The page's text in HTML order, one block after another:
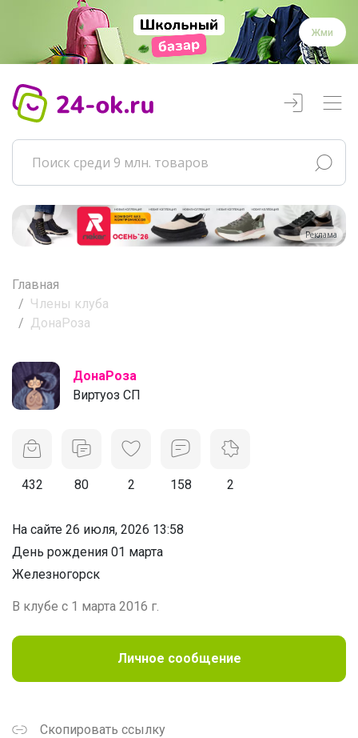
Жми
Реклама
Главная
Члены клуба
ДонаРоза
ДонаРоза
Виртуоз СП
432 80 2 158 2
На сайте 26 июля, 2026 13:58
День рождения 01 марта
Железногорск
В клубе с 1 марта 2016 г.
Личное сообщение
Скопировать ссылку